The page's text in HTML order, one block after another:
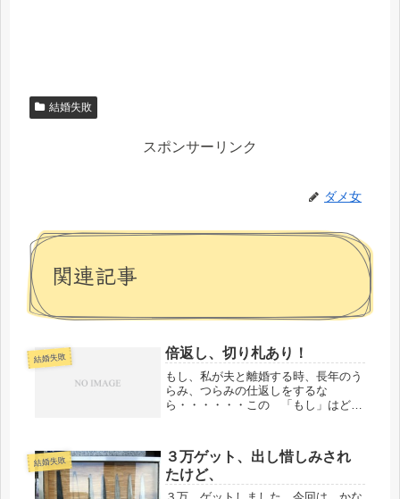
結婚失敗
スポンサーリンク
ダメ女
関連記事
結婚失敗 倍返し、切り札あり！
もし、私が夫と離婚する時、長年のう
らみ、つらみの仕返しをするな
ら・・・・・・この 「もし」はどの
も、肉体的にもさんざんな目に遭って
いるので、報復があっても不思議じゃ
ない。ただ...
結婚失敗
３万ゲット、出し惜しみされ
たけど、